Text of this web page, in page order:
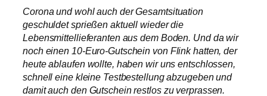
Corona und wohl auch der Gesamtsituation
geschuldet sprießen aktuell wieder die
Lebensmittellieferanten aus dem Boden. Und da wir
noch einen 10-Euro-Gutschein von Flink hatten, der
heute ablaufen wollte, haben wir uns entschlossen,
schnell eine kleine Testbestellung abzugeben und
damit auch den Gutschein restlos zu verprassen.